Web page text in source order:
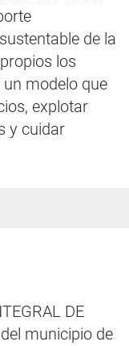
de la
los
modelo que
explotar
y cuidar
DE
del municipio de